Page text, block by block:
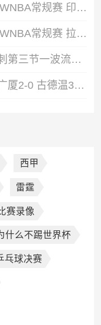
2026年05月29日 05月29日WNBA常规赛 印第安纳狂热88-90金州女武神 全场集锦
2026年05月29日 05月29日WNBA常规赛 拉斯维加斯王牌87-95达拉斯飞翼 全场集锦
2026年05月29日 抢七！马刺第三节一波流大胜雷霆扳成3-3 文班28+10 SGA18中6
2026年05月28日 上海险胜广厦2-0 古德温31+11&抢断3分压哨绝杀 布朗空砍50分
西甲
雷霆
赛录像
什么不踢世界杯
乓球决赛